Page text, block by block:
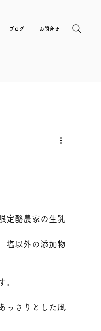
ブログ お問合せ
定酪農家の生乳
塩以外の添加物
。
っさりとした風